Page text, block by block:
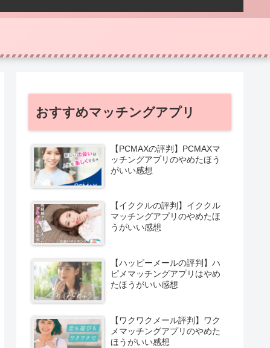
おすすめマッチングアプリ
【PCMAXの評判】PCMAXマ
ッチングアプリのやめたほう
がいい感想
【イククルの評判】イククル
マッチングアプリのやめたほ
うがいい感想
【ハッピーメールの評判】ハ
ピメマッチングアプリはやめ
たほうがいい感想
【ワクワクメール評判】ワク
メマッチングアプリのやめた
ほうがいい感想